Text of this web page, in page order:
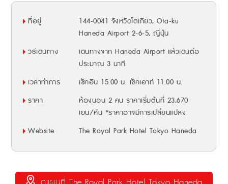
ที่อยู่
144-0041 จังหวัดโตเกียว, Ota-ku
Haneda Airport 2-6-5, ญี่ปุ่น
วิธีเดินทาง
เดินทางจาก Haneda Airport แล้วเดินต่อ
ประมาณ 3 นาที
เวลาทำการ
เช็คอิน 15.00 น. เช็คเอาท์ 11.00 น.
ราคา
ห้องนอน 2 คน ราคาเริ่มต้นที่ 23,670
เยน/คืน *ราคาอาจมีการเปลี่ยนแปลง
Website
The Royal Park Hotel Tokyo Haneda